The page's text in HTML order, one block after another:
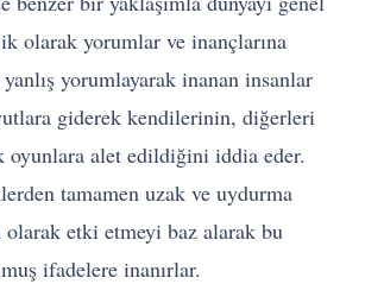
olarak yorumlar ve inançlarına
yorumlayarak inanan insanlar
giderek kendilerinin, diğerleri
oyunlara alet edildiğini iddia eder.
tamamen uzak ve uydurma
olarak etki etmeyi baz alarak bu
ifadelere inanırlar.